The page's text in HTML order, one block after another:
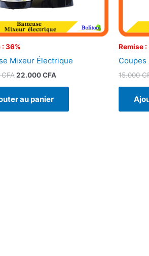
: 36%
Mixeur Électrique
CFA 22.000CFA
au panier
Remise :
Coupes
15.000